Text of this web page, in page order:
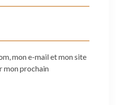
mon e-mail et mon site
mon prochain